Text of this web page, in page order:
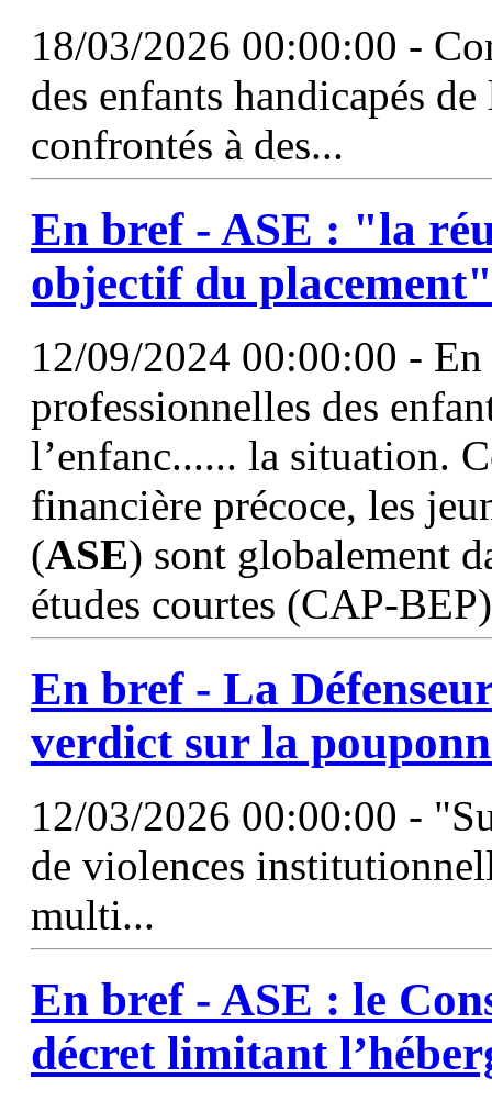
18/03/2026 00:00:00 -
des enfants handicapés
confrontés à des...
En bref - ASE : "la
objectif du
12/09/2024 00:00:00 -
professionnelles des
l’enfanc...... la situation.
financière précoce, les
(ASE) sont globalement
études courtes (CAP-
En bref - La
verdict sur la
12/03/2026 00:00:00 -
de violences
multi...
En bref - ASE : le
décret limitant